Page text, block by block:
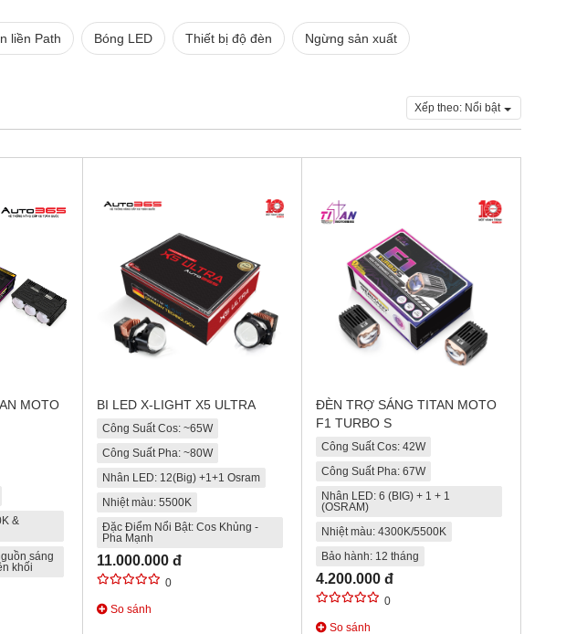
liền Path Bóng LED Thiết bị độ đèn Ngừng sản xuất
Xếp theo: Nổi bật
MOTO
&
sáng
khối
BI LED X-LIGHT X5 ULTRA
Công Suất Cos: ~65W
Công Suất Pha: ~80W
Nhân LED: 12(Big) +1+1 Osram
Nhiệt màu: 5500K
Đặc Điểm Nổi Bật: Cos Khủng -
Pha Mạnh
11.000.000 đ
0
So sánh
ĐÈN TRỢ SÁNG TITAN MOTO
F1 TURBO S
Công Suất Cos: 42W
Công Suất Pha: 67W
Nhân LED: 6 (BIG) + 1 + 1
(OSRAM)
Nhiệt màu: 4300K/5500K
Bảo hành: 12 tháng
4.200.000 đ
0
So sánh